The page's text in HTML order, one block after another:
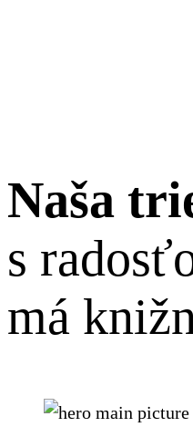
Naša
s
má